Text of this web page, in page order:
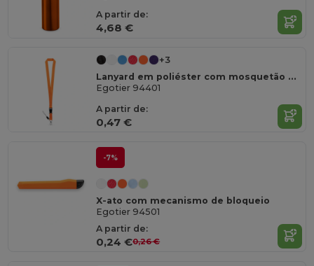
A partir de:
4,68 €
+3
Lanyard em poliéster com mosquetão em metal
Egotier 94401
A partir de:
0,47 €
-7%
X-ato com mecanismo de bloqueio
Egotier 94501
A partir de:
0,24 €0,26 €